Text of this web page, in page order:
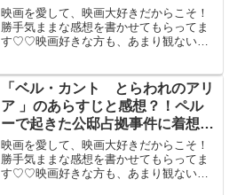
メ。
映画を愛して、映画大好きだからこそ！
勝手気ままな感想を書かせてもらってま
す♡♡映画好きな方も、あまり観ない方
日公開（110分）太宰の「人間...
「ベル・カント とらわれのアリ
ア 」のあらすじと感想？！ペル
ーで起きた公邸占拠事件に着想を
得た人間ドラマ。
映画を愛して、映画大好きだからこそ！
勝手気ままな感想を書かせてもらってま
す♡♡映画好きな方も、あまり観ない方